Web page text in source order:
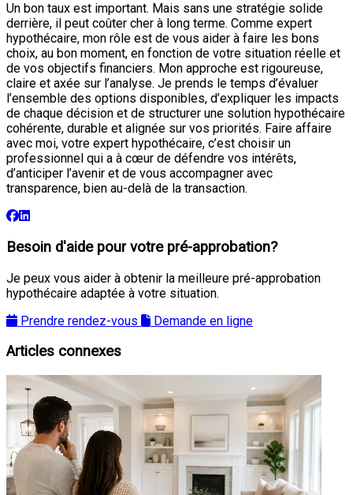
Un bon taux est important. Mais sans une stratégie solide
derrière, il peut coûter cher à long terme. Comme expert
hypothécaire, mon rôle est de vous aider à faire les bons
choix, au bon moment, en fonction de votre situation réelle et
de vos objectifs financiers. Mon approche est rigoureuse,
claire et axée sur l’analyse. Je prends le temps d’évaluer
l’ensemble des options disponibles, d’expliquer les impacts
de chaque décision et de structurer une solution hypothécaire
cohérente, durable et alignée sur vos priorités. Faire affaire
avec moi, votre expert hypothécaire, c’est choisir un
professionnel qui a à cœur de défendre vos intérêts,
d’anticiper l’avenir et de vous accompagner avec
transparence, bien au-delà de la transaction.
Besoin d'aide pour votre pré-approbation?
Je peux vous aider à obtenir la meilleure pré-approbation
hypothécaire adaptée à votre situation.
Prendre rendez-vous
Demande en ligne
Articles connexes